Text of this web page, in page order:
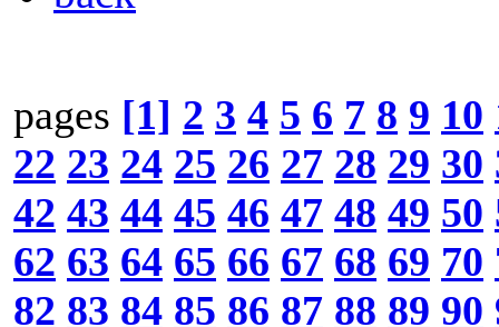
pages [1] 2 3 4 5 6 7 8 9 10
22 23 24 25 26 27 28 29 30
42 43 44 45 46 47 48 49 50
62 63 64 65 66 67 68 69 70
82 83 84 85 86 87 88 89 90